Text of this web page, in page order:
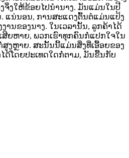
ຈຶ່ງໃຫ້ຂ້ອຍໄປນໍານາງ. ມັນແມ່ນໃນປີ
. ແນ່ນອນ, ການສະແດງຕົ້ນຕໍແມ່ນແປ້ງ
ນຂອງນາງ. ໃນເວລານັ້ນ, ລູກຄ້າໄດ້
ຍຫາຍ, ພວກເຮົາທຸກຄົນກໍ່ແປກໃຈໃນ
ງຫຼາຍ. ສະນັ້ນນີ້ແມ່ນສິ່ງທີ່ເອື້ອຍຂອງ
ດ້ໂດຍປະເທດໃດກໍ່ຕາມ, ມັນຂື້ນກັບ